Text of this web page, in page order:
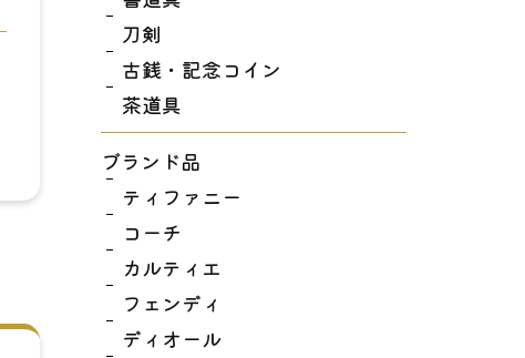
刀剣
古銭・記念コイン
茶道具
ブランド品
ティファニー
コーチ
カルティエ
フェンディ
ディオール